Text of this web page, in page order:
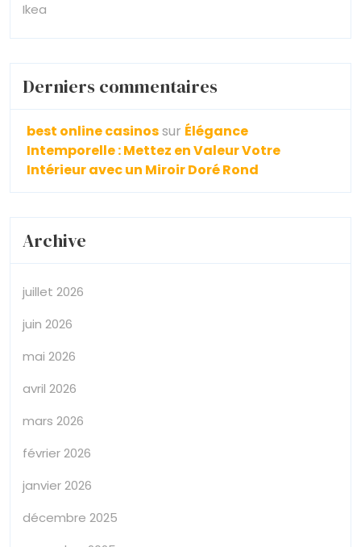
Ikea
Derniers commentaires
best online casinossur Élégance
Intemporelle : Mettez en Valeur Votre
Intérieur avec un Miroir Doré Rond
Archive
juillet 2026
juin 2026
mai 2026
avril 2026
mars 2026
février 2026
janvier 2026
décembre 2025